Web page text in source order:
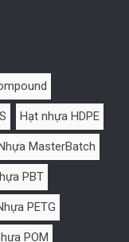
Hạt nhựa HDPE
MasterBatch
PBT
PETG
POM